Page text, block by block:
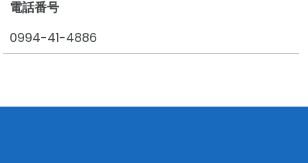
電話番号
0994-41-4886